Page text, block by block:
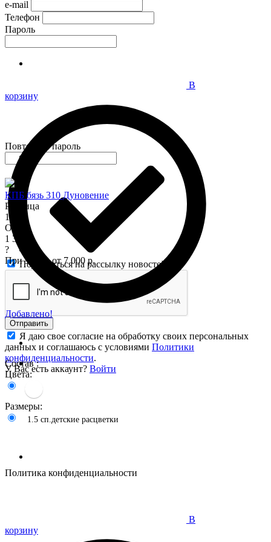
В
корзину
Добавлено!
Состав :
Цвета:
Размеры:
1.5 сп.детские расцветки
В
корзину
КПБ бязь 310 Дуновение
Розница
1 575
Опт
1 345
?
При заказе от 7 000 р.
e-mail
Телефон
Пароль
Повторите пароль
Подписаться на рассылку новостей
Отправить
Я даю свое согласие на обработку своих персональных
данных и соглашаюсь с условиями Политики
конфиденциальности.
У Вас есть аккаунт? Войти
Политика конфиденциальности